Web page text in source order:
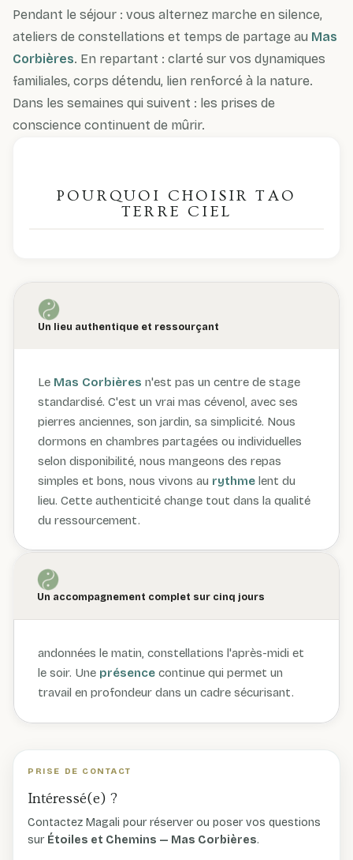
Pendant le séjour : vous alternez marche en silence,
ateliers de constellations et temps de partage au Mas
Corbières. En repartant : clarté sur vos dynamiques
familiales, corps détendu, lien renforcé à la nature.
Dans les semaines qui suivent : les prises de
conscience continuent de mûrir.
POURQUOI CHOISIR TAO
TERRE CIEL
Un lieu authentique et ressourçant
Le Mas Corbières n'est pas un centre de stage
standardisé. C'est un vrai mas cévenol, avec ses
pierres anciennes, son jardin, sa simplicité. Nous
dormons en chambres partagées ou individuelles
selon disponibilité, nous mangeons des repas
simples et bons, nous vivons au rythme lent du
lieu. Cette authenticité change tout dans la qualité
du ressourcement.
Un accompagnement complet sur cinq jours
andonnées le matin, constellations l'après-midi et
le soir. Une présence continue qui permet un
travail en profondeur dans un cadre sécurisant.
PRISE DE CONTACT
Intéressé(e) ?
Contactez Magali pour réserver ou poser vos questions
sur Étoiles et Chemins — Mas Corbières.